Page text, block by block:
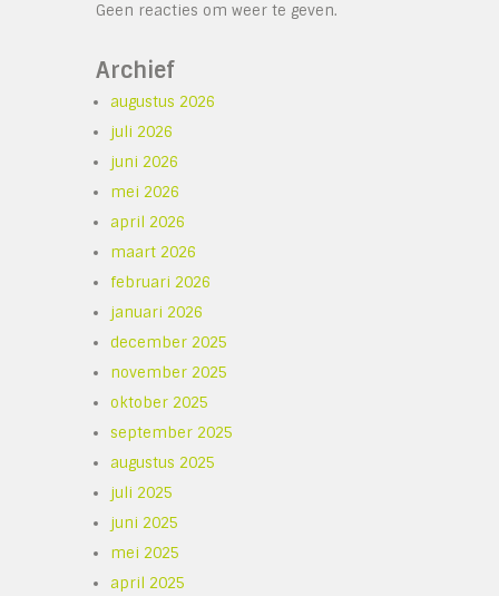
Geen reacties om weer te geven.
Archief
augustus 2026
juli 2026
juni 2026
mei 2026
april 2026
maart 2026
februari 2026
januari 2026
december 2025
november 2025
oktober 2025
september 2025
augustus 2025
juli 2025
juni 2025
mei 2025
april 2025